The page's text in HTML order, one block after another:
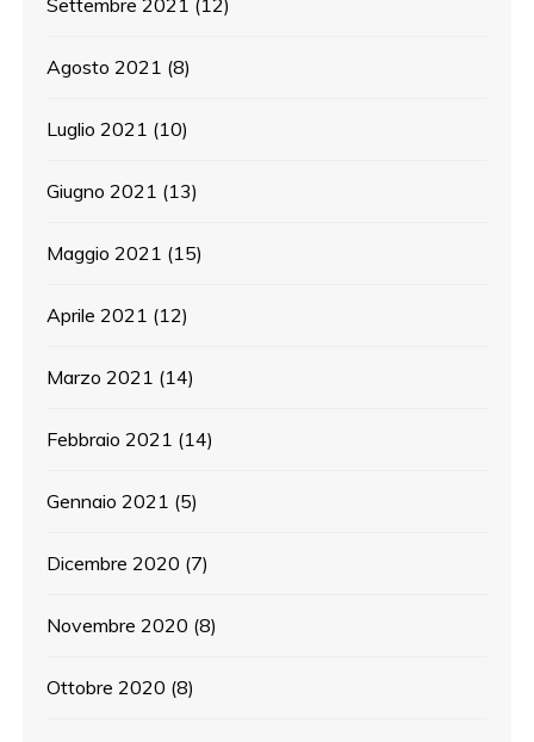
Settembre 2021 (12)
Agosto 2021 (8)
Luglio 2021 (10)
Giugno 2021 (13)
Maggio 2021 (15)
Aprile 2021 (12)
Marzo 2021 (14)
Febbraio 2021 (14)
Gennaio 2021 (5)
Dicembre 2020 (7)
Novembre 2020 (8)
Ottobre 2020 (8)